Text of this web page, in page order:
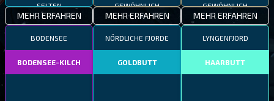
SELTEN
MEHR ERFAHREN
GEWÖHNLICH
MEHR ERFAHREN
GEWÖHNLICH
MEHR ERFAHREN
BODENSEE
BODENSEE-KILCH
NÖRDLICHE FJORDE
GOLDBUTT
LYNGENFJORD
HAARBUTT